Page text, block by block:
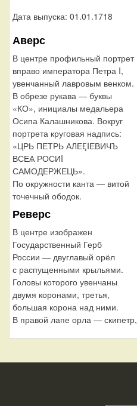
Дата выпуска: 01.01.1718
Аверс
В центре профильный портрет
вправо императора Петра I,
увенчанный лавровым венком.
В обрезе рукава — буквы
«КО», инициалы медальера
Осипа Калашникова. Вокруг
портрета круговая надпись:
«ЦРЬ ПЕТРЬ АЛЕξIЕВИЧЪ
ВСЕѦ РОСИI
САМОДЕРЖЕЦЬ».
По окружности канта — витой
точечный ободок.
Реверс
В центре изображен
Государственный Герб
России — двуглавый орёл
с распущенными крыльями.
Головы которого увенчаны
двумя коронами, третья,
большая корона над ними.
В правой лапе орла — скипетр,